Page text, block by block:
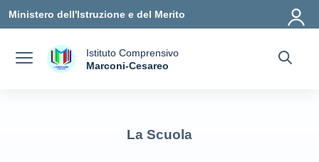
Vai ai contenuti
Vai al menu di navigazione
Vai al footer
Ministero dell'Istruzione e del Merito
Istituto Comprensivo
Marconi-Cesareo
La Scuola